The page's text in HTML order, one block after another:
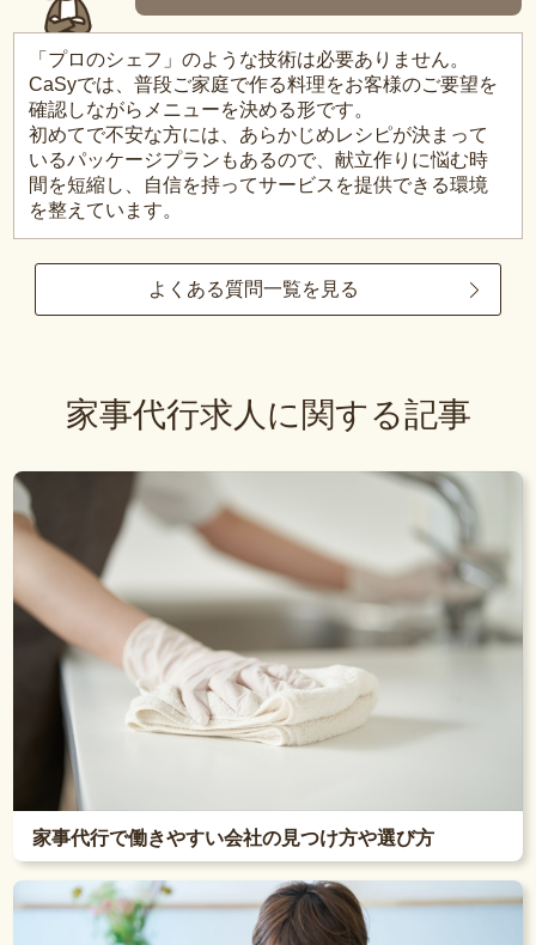
「プロのシェフ」のような技術は必要ありません。
CaSyでは、普段ご家庭で作る料理をお客様のご要望を
確認しながらメニューを決める形です。
初めてで不安な方には、あらかじめレシピが決まって
いるパッケージプランもあるので、献立作りに悩む時
間を短縮し、自信を持ってサービスを提供できる環境
を整えています。
よくある質問一覧を見る
家事代行求人に関する記事
家事代行で働きやすい会社の見つけ方や選び方